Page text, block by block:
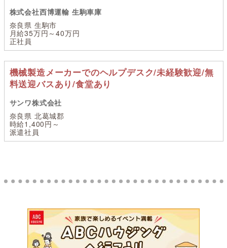
株式会社西博運輸 生駒車庫
奈良県 生駒市
月給35万円～40万円
正社員
機械製造メーカーでのヘルプデスク/未経験歓迎/無
料送迎バスあり/食堂あり
サンワ株式会社
奈良県 北葛城郡
時給1,400円～
派遣社員